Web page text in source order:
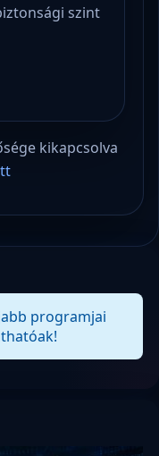
szint
kikapcsolva
programjai